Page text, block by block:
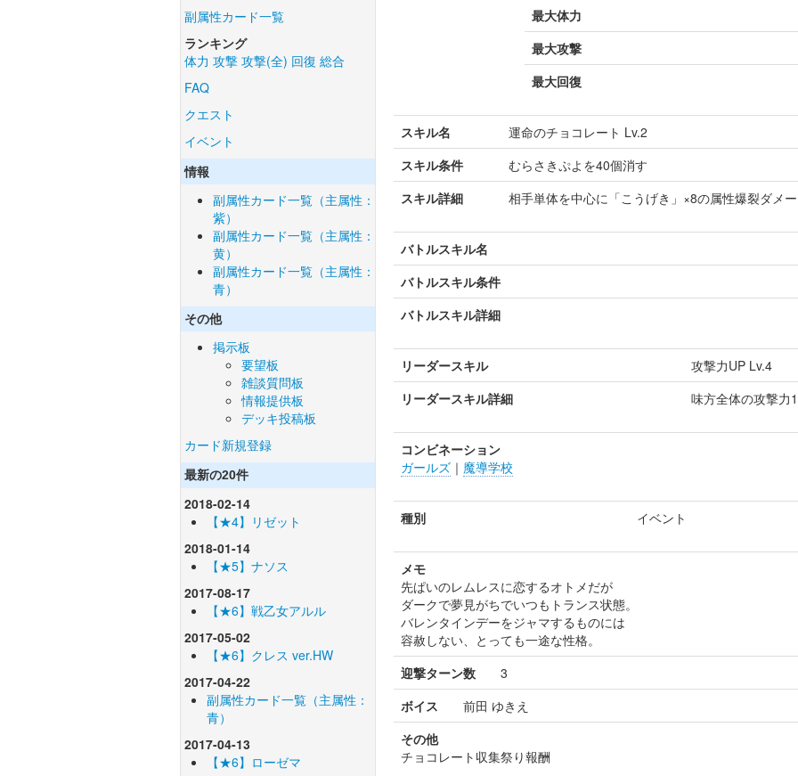
副属性カード一覧
ランキング
体力 攻撃 攻撃(全) 回復 総合
FAQ
クエスト
イベント
情報
副属性カード一覧（主属性：
紫）
副属性カード一覧（主属性：
黄）
副属性カード一覧（主属性：
青）
その他
掲示板
要望板
雑談質問板
情報提供板
デッキ投稿板
カード新規登録
最新の20件
2018-02-14
【★4】リゼット
2018-01-14
【★5】ナソス
2017-08-17
【★6】戦乙女アルル
2017-05-02
【★6】クレス ver.HW
2017-04-22
副属性カード一覧（主属性：
青）
2017-04-13
【★6】ローゼマ
最大体力
最大攻撃
最大回復
スキル名
運命のチョコレート Lv.2
スキル条件
むらさきぷよを40個消す
スキル詳細
相手単体を中心に「こうげき」×8の属性爆裂ダメ
バトルスキル名
バトルスキル条件
バトルスキル詳細
リーダースキル
攻撃力UP Lv.4
リーダースキル詳細
味方全体の攻撃力
コンビネーション
ガールズ ｜ 魔導学校
種別 イベント
メモ
先ぱいのレムレスに恋するオトメだが
ダークで夢見がちでいつもトランス状態。
バレンタインデーをジャマするものには
容赦しない、とっても一途な性格。
迎撃ターン数 3
ボイス 前田 ゆきえ
その他
チョコレート収集祭り報酬